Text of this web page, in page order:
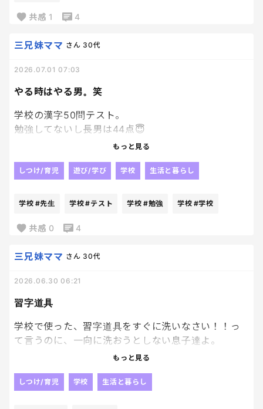
毎朝がみがみ怒ってる私は何なんだろう🫠
共感 1 4
やる時はやる男。笑
三兄妹ママ さん 30代
2026.07.01 07:03
学校の漢字50問テスト。
勉強してないし長男は44点😇
た彼。
😇😇
アホすぎる😇
そんな中、再テストの為に一晩勉強してたけど、そ
いやいや。
😮‍💨😮‍💨
もっと見る
しつけ/育児 遊び/学び 学校 生活と暮らし
学校 #先生 学校#テスト 学校 #勉強 学校 #学校
共感 0 4
習字道具
三兄妹ママ さん 30代
2026.06.30 06:21
学校で使った、習字道具をすぐに洗いなさい！！っ
て言うのに、一向に洗おうとしない息子達よ。
ておかないでさっさと洗いなさいよ！！って、何度言
もっと見る
しつけ/育児 学校 生活と暮らし